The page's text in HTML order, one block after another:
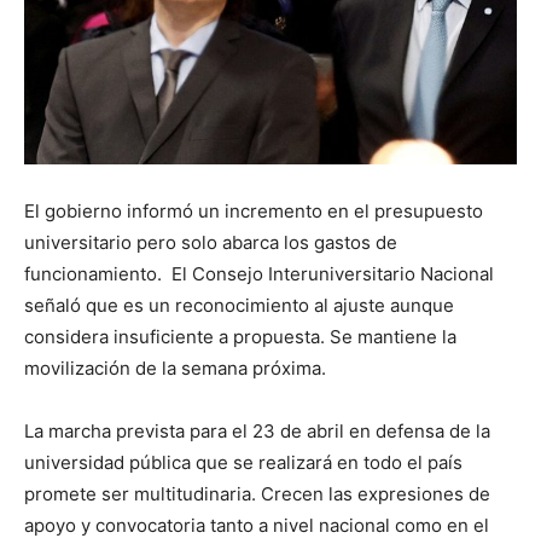
El gobierno informó un incremento en el presupuesto
universitario pero solo abarca los gastos de
funcionamiento. El Consejo Interuniversitario Nacional
señaló que es un reconocimiento al ajuste aunque
considera insuficiente a propuesta. Se mantiene la
movilización de la semana próxima.
La marcha prevista para el 23 de abril en defensa de la
universidad pública que se realizará en todo el país
promete ser multitudinaria. Crecen las expresiones de
apoyo y convocatoria tanto a nivel nacional como en el